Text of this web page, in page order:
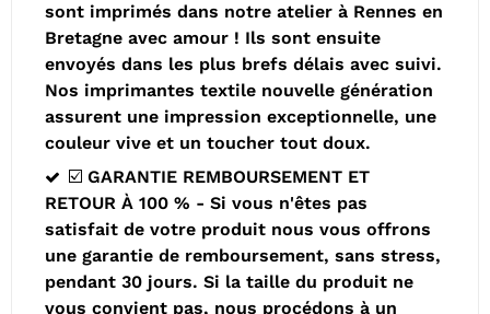
sont imprimés dans notre atelier à Rennes en
Bretagne avec amour ! Ils sont ensuite
envoyés dans les plus brefs délais avec suivi.
Nos imprimantes textile nouvelle génération
assurent une impression exceptionnelle, une
couleur vive et un toucher tout doux.
☑️ GARANTIE REMBOURSEMENT ET
RETOUR À 100 % - Si vous n'êtes pas
satisfait de votre produit nous vous offrons
une garantie de remboursement, sans stress,
pendant 30 jours. Si la taille du produit ne
vous convient pas, nous procédons à un